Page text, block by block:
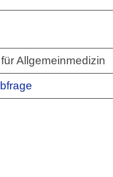
Allgemeinmedizin